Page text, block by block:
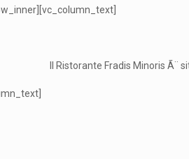
Il Ristorante Fradis Minoris